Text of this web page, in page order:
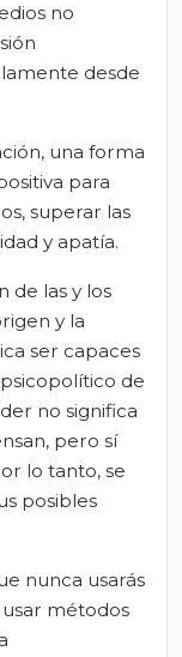
no
desde
una forma
para
superar las
y apatía.
de las y los
y la
ser capaces
de
no significa
pero sí
lo tanto, se
posibles
nunca usarás
métodos